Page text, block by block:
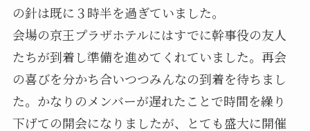
の針は既に３時半を過ぎていました。
会場の京王プラザホテルにはすでに幹事役の友人
たちが到着し準備を進めてくれていました。再会
の喜びを分かち合いつつみんなの到着を待ちまし
た。かなりのメンバーが遅れたことで時間を繰り
下げての開会になりましたが、とても盛大に開催